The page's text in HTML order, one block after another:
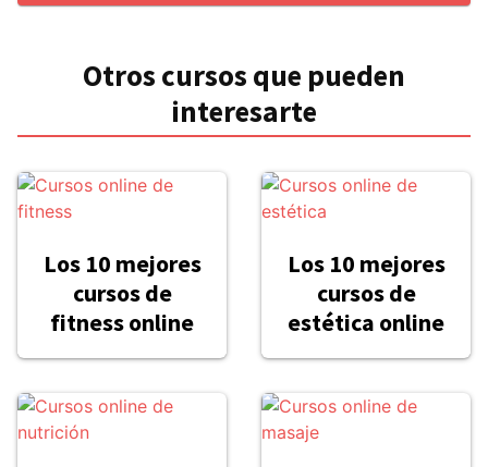
Otros cursos que pueden
interesarte
Los 10 mejores
cursos de
fitness online
Los 10 mejores
cursos de
estética online